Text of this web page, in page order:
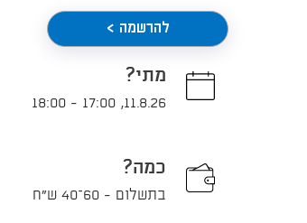
להרשמה >
מתי?
11.8.26
,
17:00
-
18:00
כמה?
בתשלום - 60–40 ש"ח